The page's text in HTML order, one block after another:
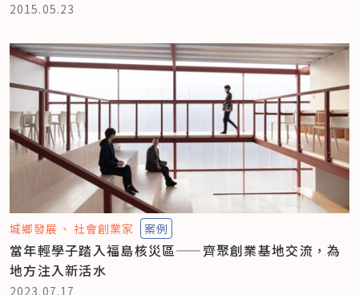
2015.05.23
城鄉發展 社會創業家 案例
當年輕學子踏入福島核災區——齊聚創業基地交流，為
地方注入新活水
2023.07.17